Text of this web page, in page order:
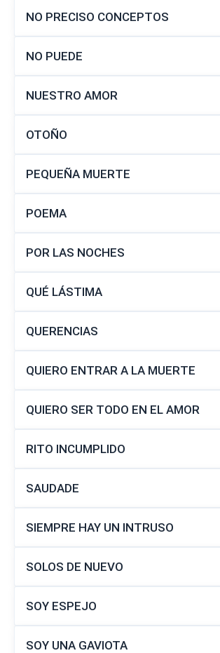
NO PRECISO CONCEPTOS
NO PUEDE
NUESTRO AMOR
OTOÑO
PEQUEÑA MUERTE
POEMA
POR LAS NOCHES
QUÉ LÁSTIMA
QUERENCIAS
QUIERO ENTRAR A LA MUERTE
QUIERO SER TODO EN EL AMOR
RITO INCUMPLIDO
SAUDADE
SIEMPRE HAY UN INTRUSO
SOLOS DE NUEVO
SOY ESPEJO
SOY UNA GAVIOTA